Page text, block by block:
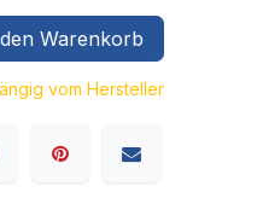
Warenkorb
vom Hersteller